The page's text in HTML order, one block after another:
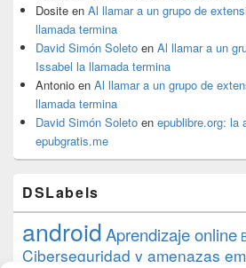
Dosite en Al llamar a un grupo de
llamada termina
David Simón Soleto en Al llamar a un
Issabel la llamada termina
Antonio en Al llamar a un grupo de
llamada termina
David Simón Soleto en epublibre.org: la
epubgratis.me
DSLabels
androidAprendizaje online
Ciberseguridad y amenazas